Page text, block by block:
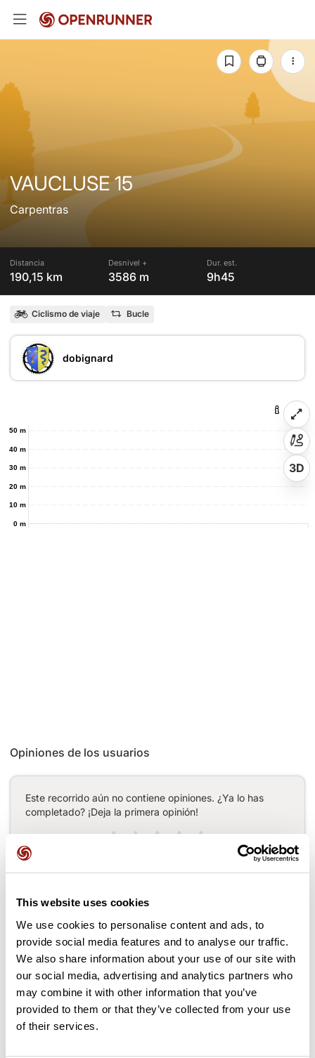
This website uses cookies
We use cookies to personalise content and ads, to
provide social media features and to analyse our traffic.
We also share information about your use of our site with
our social media, advertising and analytics partners who
may combine it with other information that you’ve
provided to them or that they’ve collected from your use
of their services.
VAUCLUSE 15
Carpentras
Distancia
190,15 km
Desnivel +
3586 m
Dur. est.
9h45
Ciclismo de viaje Bucle
dobignard
0 m
10 m
20 m
30 m
40 m
50 m
3D
Opiniones de los usuarios
Este recorrido aún no contiene opiniones. ¿Ya lo has
completado? ¡Deja la primera opinión!
Añadir una opinión
Puertos a lo largo de la ruta
23 km Col des Trois Termes 574 m
97 km Col de Fontaube 635 m